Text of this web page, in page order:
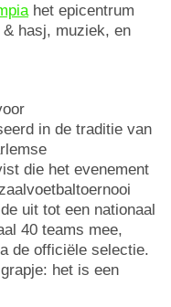
het epicentrum
hasj, muziek, en
in de traditie van
die het evenement
uit tot een nationaal
40 teams mee,
de officiële selectie.
het is een